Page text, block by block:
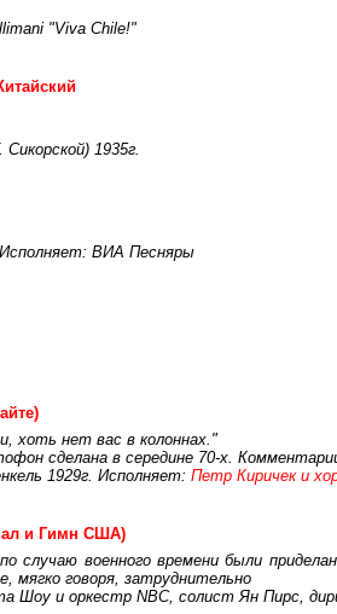
"Viva Chile!"
1935г.
Исполняет: ВИА Песняры
хоть нет вас в колоннах."
сделана в середине 70-х.
1929г. Исполняет: Петр Киричек и
и Гимн США)
случаю военного времени были
мягко говоря, затруднительно
и оркестр NBC, солист Ян Пирс,